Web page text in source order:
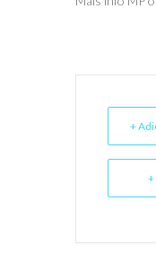
+